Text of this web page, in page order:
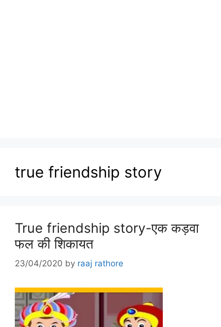
true friendship story
True friendship story-एक कड़वा
फल की शिकायत
23/04/2020 by raaj rathore